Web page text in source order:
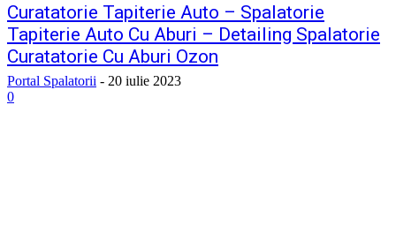
Curatatorie Tapiterie Auto – Spalatorie
Tapiterie Auto Cu Aburi – Detailing Spalatorie
Curatatorie Cu Aburi Ozon
Portal Spalatorii - 20 iulie 2023
0